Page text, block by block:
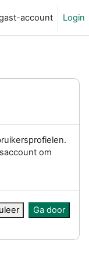
account Login
om
Ga door